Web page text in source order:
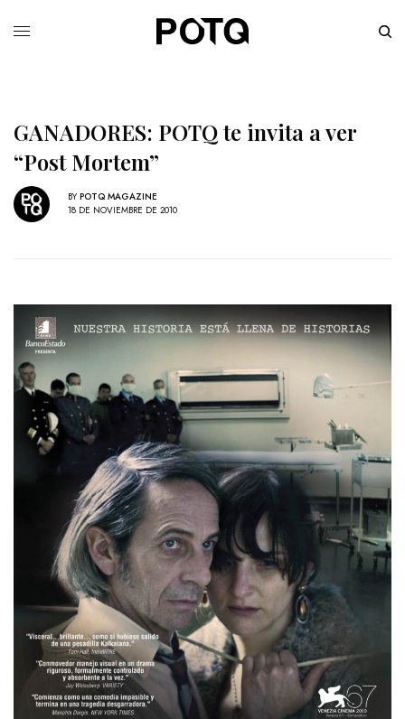
GANADORES: POTQ te invita a ver
“Post Mortem”
BY POTQ MAGAZINE
18 DE NOVIEMBRE DE 2010